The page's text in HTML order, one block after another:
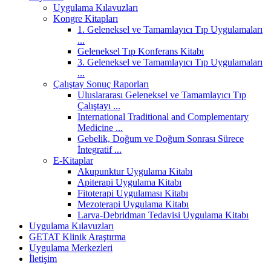
Uygulama Kılavuzları
Kongre Kitapları
1. Geleneksel ve Tamamlayıcı Tıp Uygulamaları
...
Geleneksel Tıp Konferans Kitabı
3. Geleneksel ve Tamamlayıcı Tıp Uygulamaları
...
Çalıştay Sonuç Raporları
Uluslararası Geleneksel ve Tamamlayıcı Tıp
Çalıştayı ...
International Traditional and Complementary
Medicine ...
Gebelik, Doğum ve Doğum Sonrası Sürece
İntegratif ...
E-Kitaplar
Akupunktur Uygulama Kitabı
Apiterapi Uygulama Kitabı
Fitoterapi Uygulaması Kitabı
Mezoterapi Uygulama Kitabı
Larva-Debridman Tedavisi Uygulama Kitabı
Uygulama Kılavuzları
GETAT Klinik Araştırma
Uygulama Merkezleri
İletişim